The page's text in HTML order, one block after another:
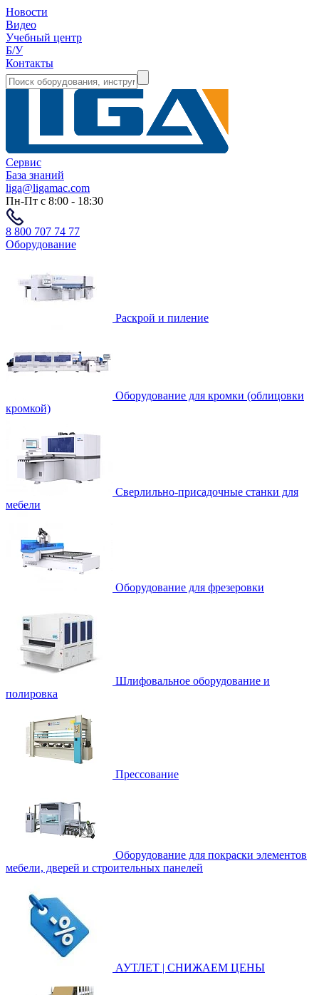
Новости
Видео
Учебный центр
Б/У
Контакты
Сервис
База знаний
liga@ligamac.com
Пн-Пт с 8:00 - 18:30
8 800 707 74 77
Оборудование
Раскрой и пиление
Оборудование для кромки (облицовки
кромкой)
Сверлильно-присадочные станки для
мебели
Оборудование для фрезеровки
Шлифовальное оборудование и
полировка
Прессование
Оборудование для покраски элементов
мебели, дверей и строительных панелей
АУТЛЕТ | СНИЖАЕМ ЦЕНЫ